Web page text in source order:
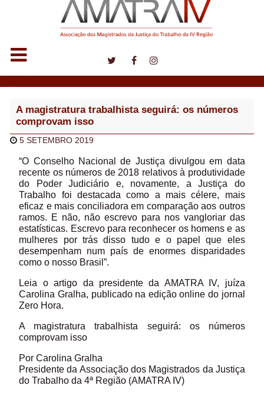
A magistratura trabalhista seguirá: os números
comprovam isso
5 SETEMBRO 2019
“O Conselho Nacional de Justiça divulgou em data
recente os números de 2018 relativos à produtividade
do Poder Judiciário e, novamente, a Justiça do
Trabalho foi destacada como a mais célere, mais
eficaz e mais conciliadora em comparação aos outros
ramos. E não, não escrevo para nos vangloriar das
estatísticas. Escrevo para reconhecer os homens e as
mulheres por trás disso tudo e o papel que eles
desempenham num país de enormes disparidades
como o nosso Brasil”.
Leia o artigo da presidente da AMATRA IV, juíza
Carolina Gralha, publicado na edição online do jornal
Zero Hora.
A magistratura trabalhista seguirá: os números
comprovam isso
Por Carolina Gralha
Presidente da Associação dos Magistrados da Justiça
do Trabalho da 4ª Região (AMATRA IV)